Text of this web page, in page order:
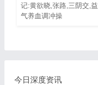
记:黄欲晓,张路,三阴交,益
气养血调冲操
今日深度资讯